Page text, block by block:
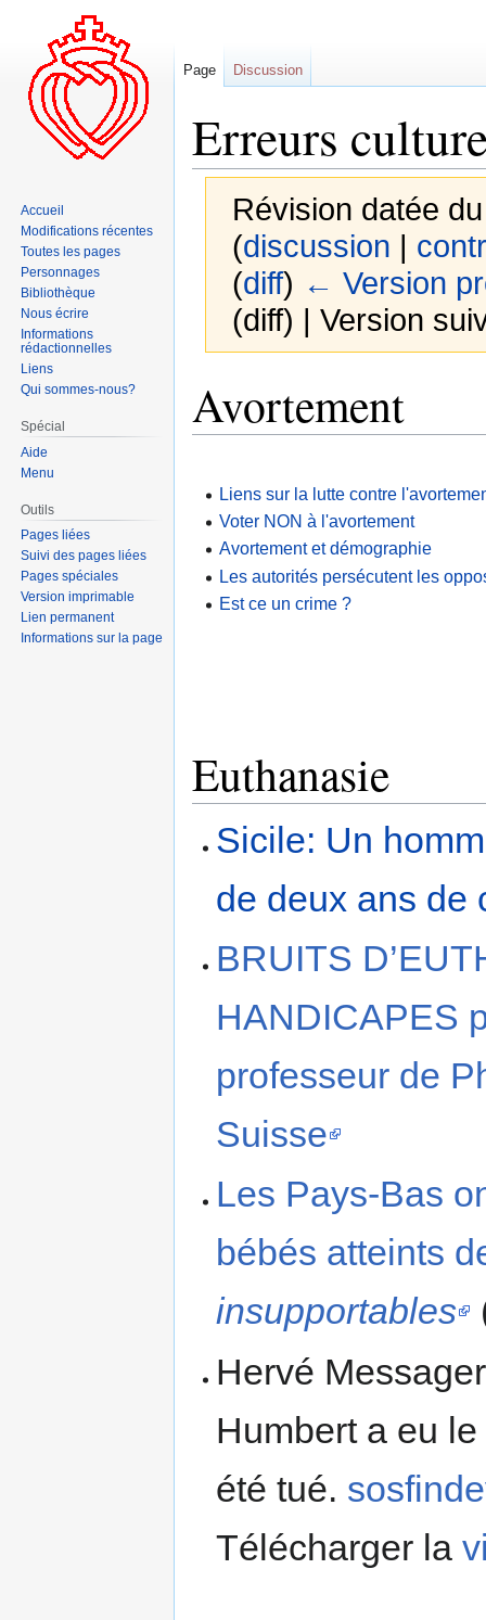
Erreurs
Révision datée
(discussion |
(diff) ← Version
(diff) | Version
Avortement
Liens sur la lutte contre
Voter NON à l'avortement
Avortement et démographie
Les autorités persécutent les
Est ce un crime ?
Euthanasie
Sicile: Un
de deux ans de
BRUITS
HANDICAPES
professeur de
Suisse
Les Pays-Bas
bébés atteints
insupportables
Hervé
Humbert a eu
été tué.
Télécharger la
Page Discussion
Accueil
Modifications récentes
Toutes les pages
Personnages
Bibliothèque
Nous écrire
Informations
rédactionnelles
Liens
Qui sommes-nous?
Spécial
Aide
Menu
Outils
Pages liées
Suivi des pages liées
Pages spéciales
Version imprimable
Lien permanent
Informations sur la page